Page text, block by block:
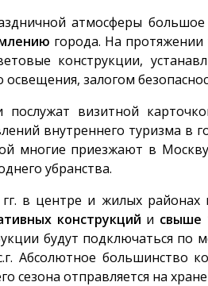
атмосферы
города. На
конструкции,
залогом
послужат визитной
внутреннего туризма в
многие приезжают в
убранства.
в центре и жилых районах
конструкций и свыше
будут подключаться по
Абсолютное большинство
сезона отправляется на